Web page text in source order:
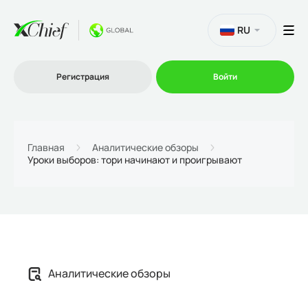
RU
Регистрация Войти
Главная
Аналитические обзоры
Уроки выборов: тори начинают и проигрывают
Аналитические обзоры